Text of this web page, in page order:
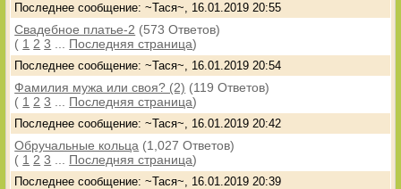
Последнее сообщение: ~Тася~, 16.01.2019 20:55
Свадебное платье-2 (573 Ответов)
( 1 2 3 Последняя страница)
Последнее сообщение: ~Тася~, 16.01.2019 20:54
Фамилия мужа или своя? (2) (119 Ответов)
( 1 2 3 Последняя страница)
Последнее сообщение: ~Тася~, 16.01.2019 20:42
Обручальные кольца (1,027 Ответов)
( 1 2 3 Последняя страница)
Последнее сообщение: ~Тася~, 16.01.2019 20:39